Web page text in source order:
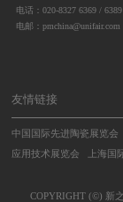
电话：020-8327 6369 / 6389
电邮：pmchina@unifair.com
友情链接
中国国际先进陶瓷展览会
应用技术展览会
上海国
COPYRIGHT (©) 新